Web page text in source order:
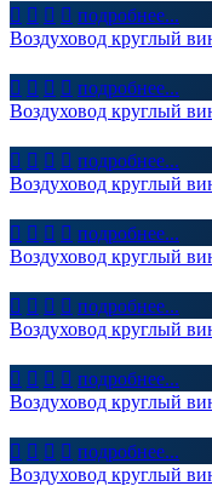
    подробнее...
Воздуховод круглый
    подробнее...
Воздуховод круглый
    подробнее...
Воздуховод круглый
    подробнее...
Воздуховод круглый
    подробнее...
Воздуховод круглый
    подробнее...
Воздуховод круглый
    подробнее...
Воздуховод круглый